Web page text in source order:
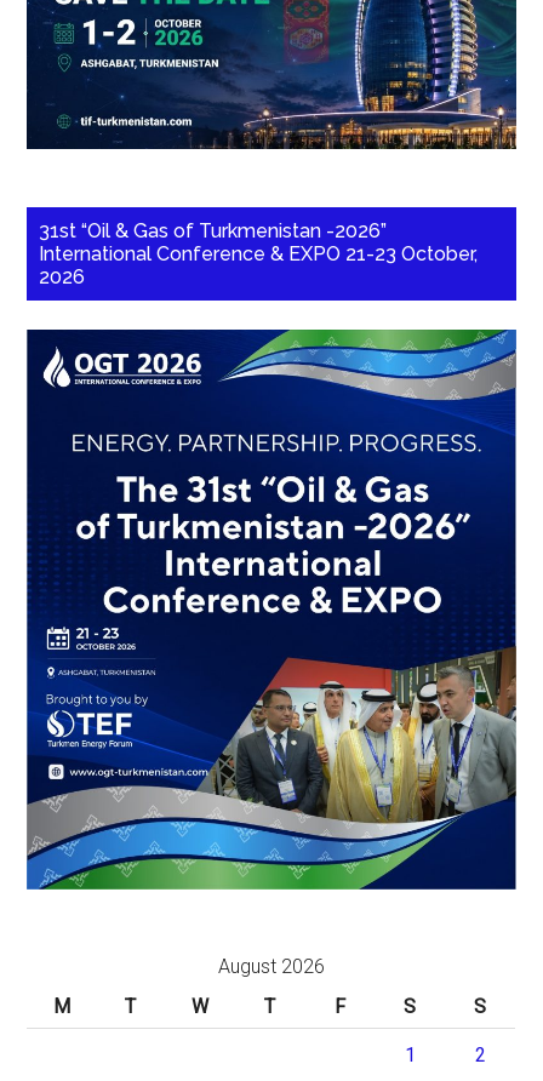
31st “Oil & Gas of Turkmenistan -2026”
International Conference & EXPO 21-23 October,
2026
August 2026
M
T W T F S S
1 2